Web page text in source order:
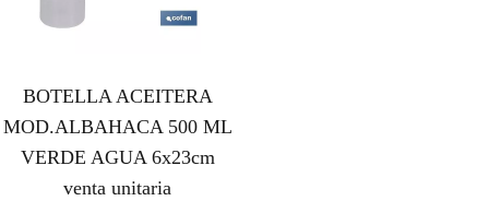
BOTELLA ACEITERA
MOD.ALBAHACA 500 ML
VERDE AGUA 6x23cm
venta unitaria